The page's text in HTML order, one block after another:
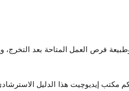
فرص العمل المتاحة بعد التخرج،
مكتب إيديوچيت هذا الدليل